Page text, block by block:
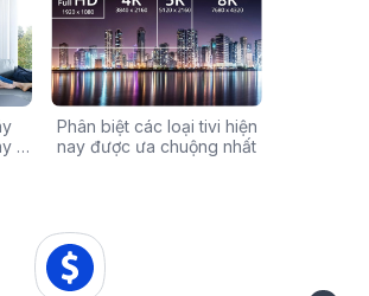
Tivi sale khủng đến 60%:
Cơ hội sở hữu chiếc tivi
50% - Cơ hội
–
Phân biệt các loại tivi hiện
nay được ưa chuộng nhất